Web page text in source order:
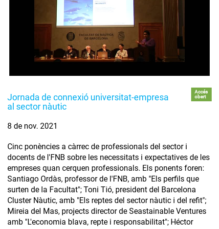
Jornada de connexió universitat-empresa
al sector nàutic
Accés
obert
8 de nov. 2021
Cinc ponències a càrrec de professionals del sector i
docents de l'FNB sobre les necessitats i expectatives de les
empreses quan cerquen professionals. Els ponents foren:
Santiago Ordàs, professor de l'FNB, amb "Els perfils que
surten de la Facultat"; Toni Tió, president del Barcelona
Cluster Nàutic, amb "Els reptes del sector nàutic i del refit";
Mireia del Mas, projects director de Seastainable Ventures
amb "L'economia blava, repte i responsabilitat"; Héctor